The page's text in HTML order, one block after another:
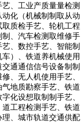
、工业产质量量检测
化（机械制制取从动
质检手艺、轮机工程
、汽车检测取维修手
、数控手艺、智能制
）、铁道养机械使用
通通信信号设备制制
、无人机使用手艺、
地质勘察手艺、铁道
化设想取制制手艺、
工程检测手艺、铁道
、城市轨道交通供配